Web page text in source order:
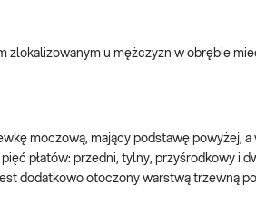
zlokalizowanym u mężczyzn w obrębie
moczową, mający podstawę powyżej,
płatów: przedni, tylny, przyśrodkowy i
dodatkowo otoczony warstwą trzewną